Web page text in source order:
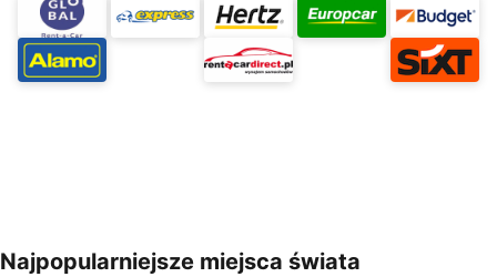
Najpopularniejsze miejsca świata